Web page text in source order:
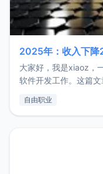
2025年：收入下降
大家好，我是xiaoz，
软件开发工作。这篇
收入下降20%，但却
自由职业